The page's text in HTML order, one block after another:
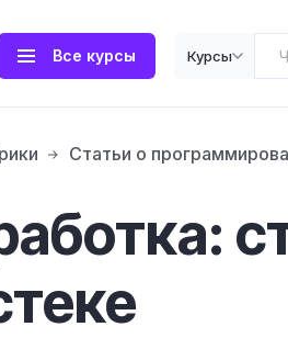
Все курсы Курсы
Статьи о